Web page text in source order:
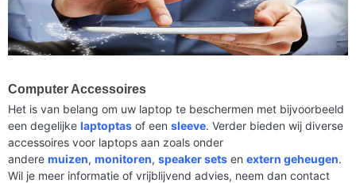
Computer Accessoires
Het is van belang om uw laptop te beschermen met bijvoorbeeld
een degelijke laptoptas of een sleeve. Verder bieden wij diverse
accessoires voor laptops aan zoals onder
andere muizen, monitoren, speaker sets en extern geheugen.
Wil je meer informatie of vrijblijvend advies, neem dan contact